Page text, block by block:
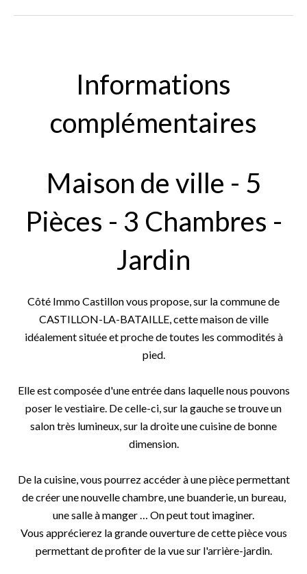
Informations
complémentaires
Maison de ville - 5
Pièces - 3 Chambres -
Jardin
Côté Immo Castillon vous propose, sur la commune de
CASTILLON-LA-BATAILLE, cette maison de ville
idéalement située et proche de toutes les commodités à
pied.
Elle est composée d'une entrée dans laquelle nous pouvons
poser le vestiaire. De celle-ci, sur la gauche se trouve un
salon très lumineux, sur la droite une cuisine de bonne
dimension.
De la cuisine, vous pourrez accéder à une pièce permettant
de créer une nouvelle chambre, une buanderie, un bureau,
une salle à manger … On peut tout imaginer.
Vous apprécierez la grande ouverture de cette pièce vous
permettant de profiter de la vue sur l'arrière-jardin.